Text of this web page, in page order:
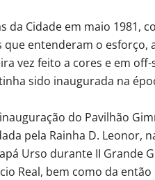
da Cidade em maio 1981,
que entenderam o esforço,
vez feito a cores e em
sido inaugurada na
do Pavilhão
pela Rainha D. Leonor,
Urso durante II Grande
Real, bem como da